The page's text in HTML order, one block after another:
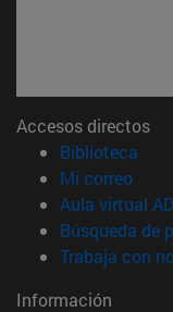
Accesos directos
Biblioteca
Mi correo
Aula virtual
Búsqueda de
Trabaja con
Información